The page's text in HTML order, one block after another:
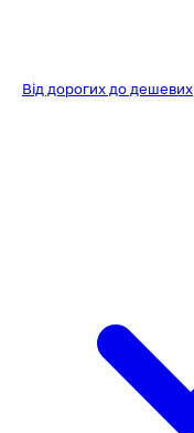
Від дорогих до дешевих